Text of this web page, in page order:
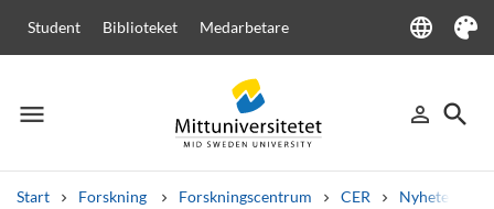
Student Biblioteket Medarbetare language
Language
Tema
menu
Meny person_outline
Logga in
search
Sök
Start Forskning Forskningscentrum CER Nyheter från